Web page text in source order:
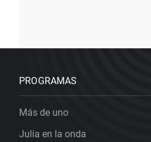
PROGRAMAS
Más de uno
Julia en la onda